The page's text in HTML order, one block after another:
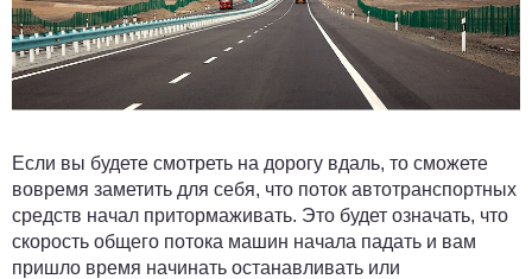
Если вы будете смотреть на дорогу вдаль, то сможете
вовремя заметить для себя, что поток автотранспортных
средств начал притормаживать. Это будет означать, что
скорость общего потока машин начала падать и вам
пришло время начинать останавливать или